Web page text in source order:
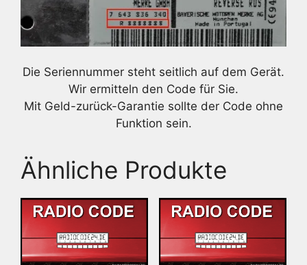
Die Seriennummer steht seitlich auf dem Gerät.
Wir ermitteln den Code für Sie.
Mit Geld-zurück-Garantie sollte der Code ohne
Funktion sein.
Ähnliche Produkte